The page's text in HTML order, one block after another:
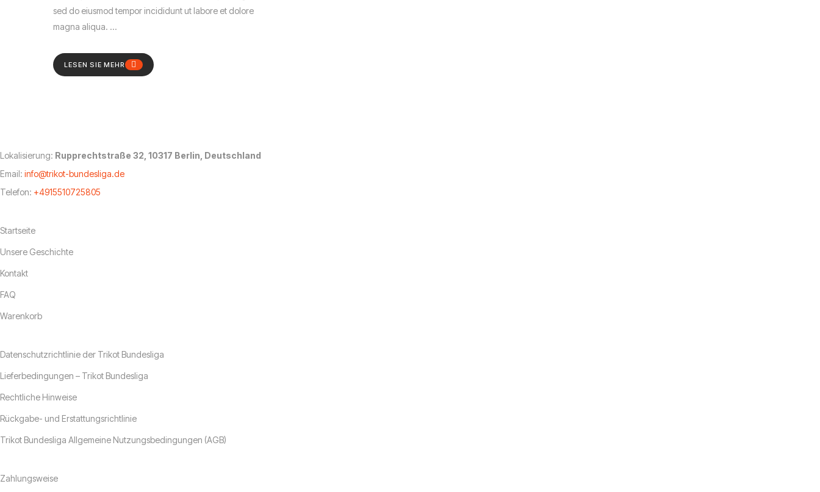
sed do eiusmod tempor incididunt ut labore et dolore
magna aliqua. ...
LESEN SIE MEHR
Lokalisierung: Rupprechtstraße 32, 10317 Berlin, Deutschland
Email: info@trikot-bundesliga.de
Telefon: +4915510725805
Startseite
Unsere Geschichte
Kontakt
FAQ
Warenkorb
Datenschutzrichtlinie der Trikot Bundesliga
Lieferbedingungen – Trikot Bundesliga
Rechtliche Hinweise
Rückgabe- und Erstattungsrichtlinie
Trikot Bundesliga Allgemeine Nutzungsbedingungen (AGB)
Zahlungsweise